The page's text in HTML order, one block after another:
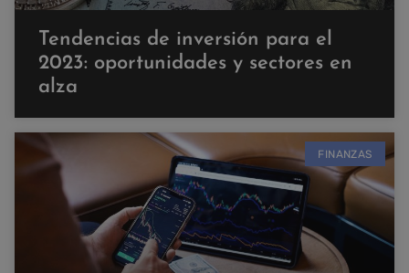
Tendencias de inversión para el
2023: oportunidades y sectores en
alza
FINANZAS